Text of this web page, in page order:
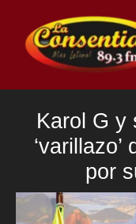
contenido
Karol G y
por